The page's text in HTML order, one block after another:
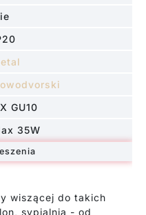
GU10
35W
wiszącej do takich
sypialnia - od